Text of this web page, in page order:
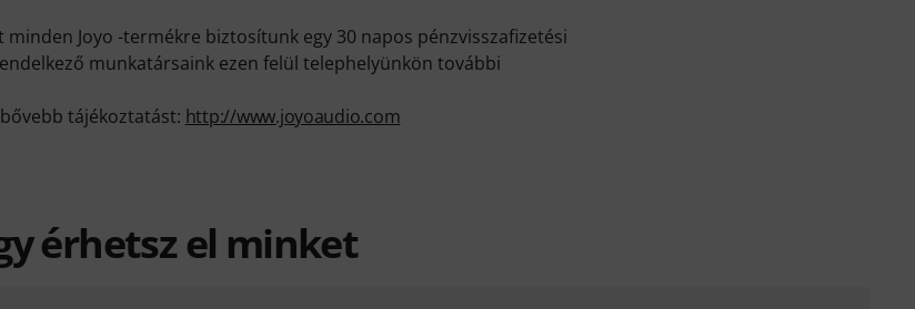
Joyo -termékre biztosítunk egy 30 napos pénzvisszafizetési
munkatársaink ezen felül telephelyünkön további
tájékoztatást: http://www.joyoaudio.com
érhetsz el minket